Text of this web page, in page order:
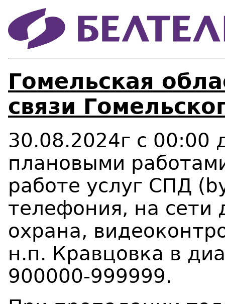
Гомельская
связи
30.08.2024г с 00:00
плановыми
работе услуг СПД (
телефония, на сети
охрана,
н.п. Кравцовка в
900000-999999.